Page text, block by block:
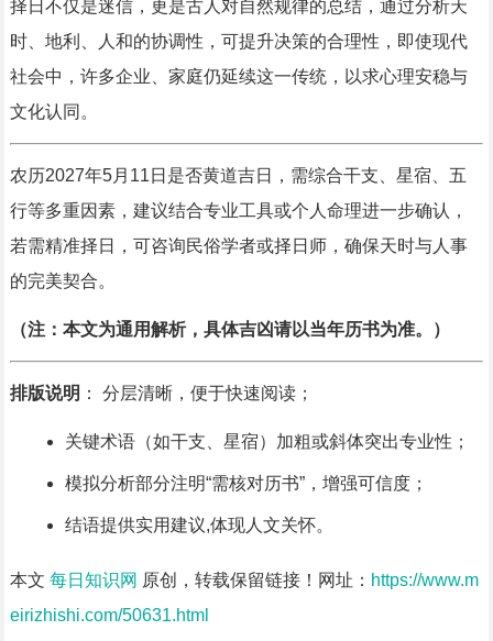
择日不仅是迷信，更是古人对自然规律的总结，通过分析天
时、地利、人和的协调性，可提升决策的合理性，即使现代
社会中，许多企业、家庭仍延续这一传统，以求心理安稳与
文化认同。
农历2027年5月11日是否黄道吉日，需综合干支、星宿、五
行等多重因素，建议结合专业工具或个人命理进一步确认，
若需精准择日，可咨询民俗学者或择日师，确保天时与人事
的完美契合。
（注：本文为通用解析，具体吉凶请以当年历书为准。）
排版说明 ： 分层清晰，便于快速阅读；
关键术语（如干支、星宿）加粗或斜体突出专业性；
模拟分析部分注明“需核对历书”，增强可信度；
结语提供实用建议,体现人文关怀。
本文 每日知识网 原创，转载保留链接！网址： https://www.m
eirizhishi.com/50631.html